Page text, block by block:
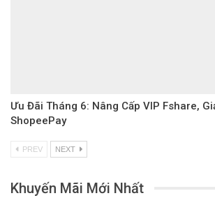
Ưu Đãi Tháng 6: Nâng Cấp VIP Fshare,
ShopeePay
PREV NEXT
Khuyến Mãi Mới Nhất